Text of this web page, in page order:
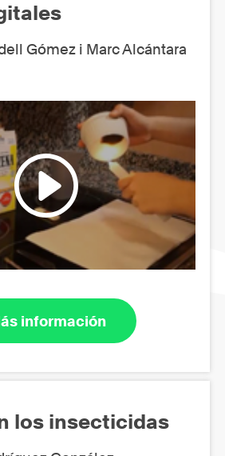
Gómez i Marc Alcántara
información
los insecticidas